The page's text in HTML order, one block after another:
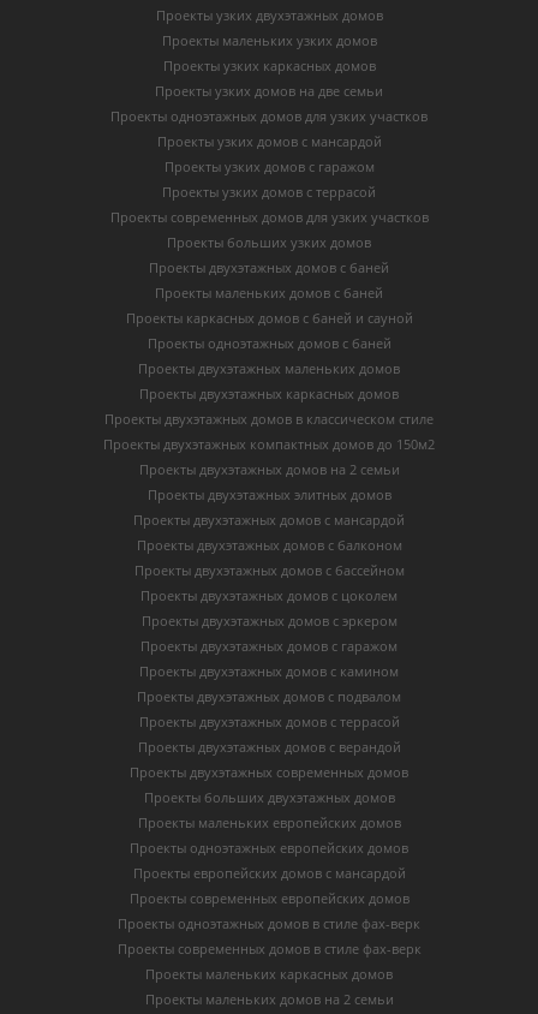
Проекты узких двухэтажных домов
Проекты маленьких узких домов
Проекты узких каркасных домов
Проекты узких домов на две семьи
Проекты одноэтажных домов для узких участков
Проекты узких домов с мансардой
Проекты узких домов с гаражом
Проекты узких домов с террасой
Проекты современных домов для узких участков
Проекты больших узких домов
Проекты двухэтажных домов с баней
Проекты маленьких домов с баней
Проекты каркасных домов c баней и сауной
Проекты одноэтажных домов с баней
Проекты двухэтажных маленьких домов
Проекты двухэтажных каркасных домов
Проекты двухэтажных домов в классическом стиле
Проекты двухэтажных компактных домов до 150м2
Проекты двухэтажных домов на 2 семьи
Проекты двухэтажных элитных домов
Проекты двухэтажных домов с мансардой
Проекты двухэтажных домов с балконом
Проекты двухэтажных домов с бассейном
Проекты двухэтажных домов с цоколем
Проекты двухэтажных домов с эркером
Проекты двухэтажных домов с гаражом
Проекты двухэтажных домов с камином
Проекты двухэтажных домов с подвалом
Проекты двухэтажных домов с террасой
Проекты двухэтажных домов с верандой
Проекты двухэтажных современных домов
Проекты больших двухэтажных домов
Проекты маленьких европейских домов
Проекты одноэтажных европейских домов
Проекты европейских домов с мансардой
Проекты современных европейских домов
Проекты одноэтажных домов в стиле фах-верк
Проекты современных домов в стиле фах-верк
Проекты маленьких каркасных домов
Проекты маленьких домов на 2 семьи